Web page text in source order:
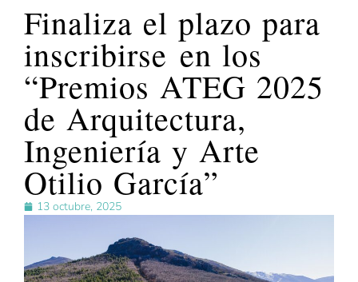
Finaliza el plazo para
inscribirse en los
“Premios ATEG 2025
de Arquitectura,
Ingeniería y Arte
Otilio García”
13 octubre, 2025